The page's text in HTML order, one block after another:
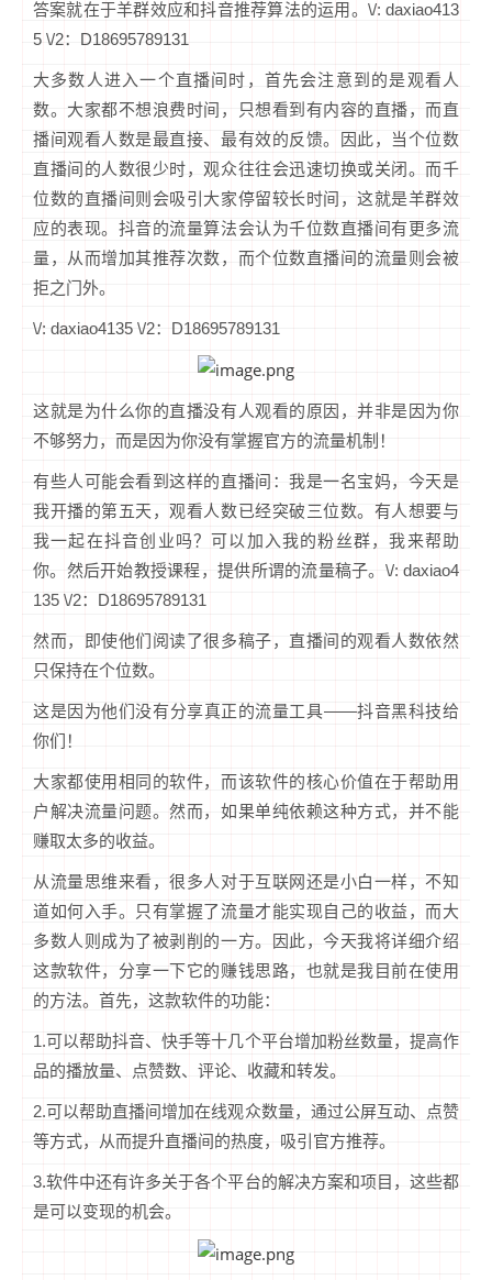
答案就在于羊群效应和抖音推荐算法的运用。\/: daxiao413
5 \/2：D18695789131
大多数人进入一个直播间时，首先会注意到的是观看人
数。大家都不想浪费时间，只想看到有内容的直播，而直
播间观看人数是最直接、最有效的反馈。因此，当个位数
直播间的人数很少时，观众往往会迅速切换或关闭。而千
位数的直播间则会吸引大家停留较长时间，这就是羊群效
应的表现。抖音的流量算法会认为千位数直播间有更多流
量，从而增加其推荐次数，而个位数直播间的流量则会被
拒之门外。
\/: daxiao4135 \/2：D18695789131
这就是为什么你的直播没有人观看的原因，并非是因为你
不够努力，而是因为你没有掌握官方的流量机制！
有些人可能会看到这样的直播间：我是一名宝妈，今天是
我开播的第五天，观看人数已经突破三位数。有人想要与
我一起在抖音创业吗？可以加入我的粉丝群，我来帮助
你。然后开始教授课程，提供所谓的流量稿子。\/: daxiao4
135 \/2：D18695789131
然而，即使他们阅读了很多稿子，直播间的观看人数依然
只保持在个位数。
这是因为他们没有分享真正的流量工具——抖音黑科技给
你们！
大家都使用相同的软件，而该软件的核心价值在于帮助用
户解决流量问题。然而，如果单纯依赖这种方式，并不能
赚取太多的收益。
从流量思维来看，很多人对于互联网还是小白一样，不知
道如何入手。只有掌握了流量才能实现自己的收益，而大
多数人则成为了被剥削的一方。因此，今天我将详细介绍
这款软件，分享一下它的赚钱思路，也就是我目前在使用
的方法。首先，这款软件的功能：
1.可以帮助抖音、快手等十几个平台增加粉丝数量，提高作
品的播放量、点赞数、评论、收藏和转发。
2.可以帮助直播间增加在线观众数量，通过公屏互动、点赞
等方式，从而提升直播间的热度，吸引官方推荐。
3.软件中还有许多关于各个平台的解决方案和项目，这些都
是可以变现的机会。